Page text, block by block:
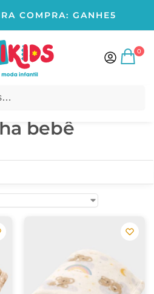
COMPRA: GANHE5
0
a tag “manta fofinha bebê”
bebê